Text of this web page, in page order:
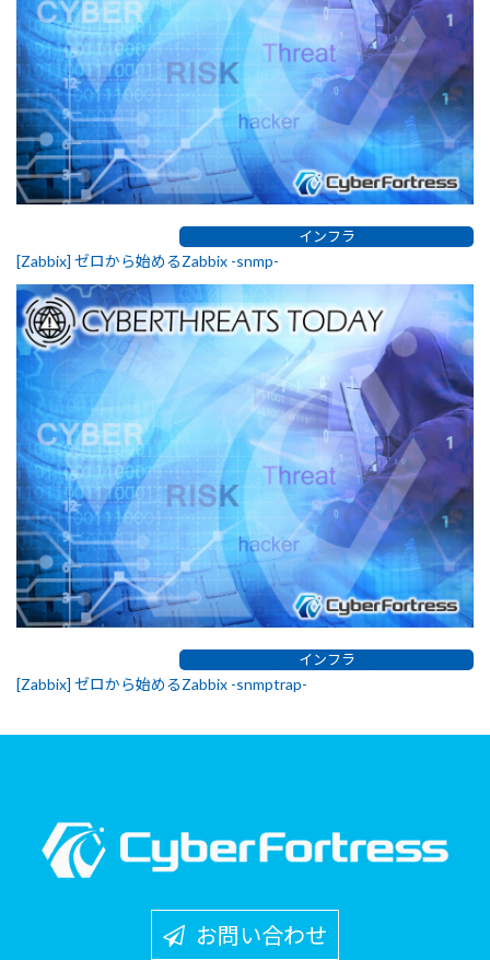
インフラ
[Zabbix] ゼロから始めるZabbix -snmp-
インフラ
[Zabbix] ゼロから始めるZabbix -snmptrap-
お問い合わせ